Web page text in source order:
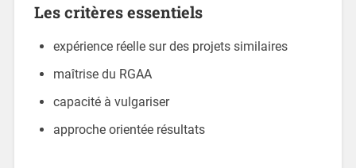
Les critères essentiels
expérience réelle sur des projets similaires
maîtrise du RGAA
capacité à vulgariser
approche orientée résultats